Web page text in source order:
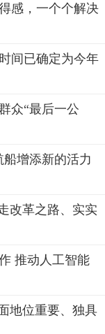
感，一个个解决
间已确定为今年
众“最后一公
增添新的活力
改革之路、实实
推动人工智能
地位重要、独具